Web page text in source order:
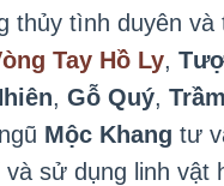
thủy tình duyên và
Tay Hồ Ly,
, Gỗ Quý,
Mộc Khang tư
sử dụng linh vật